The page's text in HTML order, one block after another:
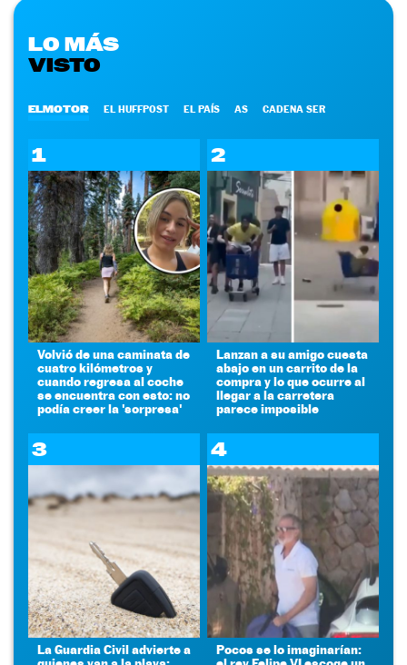
LO MÁS
VISTO
ELMOTOR EL HUFFPOST EL PAÍS AS CADENA SER
1
Volvió de una caminata de
cuatro kilómetros y
cuando regresa al coche
se encuentra con esto: no
podía creer la 'sorpresa'
2
Lanzan a su amigo cuesta
abajo en un carrito de la
compra y lo que ocurre al
llegar a la carretera
parece imposible
3
La Guardia Civil advierte a
4
Pocos se lo imaginarían: